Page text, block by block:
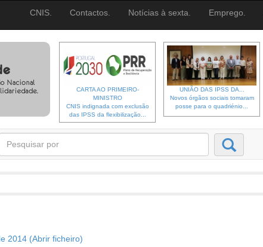
CNIS. Contactos. Notícias à sexta. Emprego.
CARTA AO PRIMEIRO-
MINISTRO
CNIS indignada com exclusão
das IPSS da flexibilização...
UNIÃO DAS IPSS DA...
Novos órgãos sociais tomaram
posse para o quadriénio...
2014 (Abrir ficheiro)